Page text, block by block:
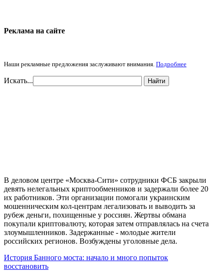
Реклама на cайте
Наши рекламные предложения заслуживают внимания. Подробнее
Искать... Найти
В деловом центре «Москва-Сити» сотрудники ФСБ закрыли
девять нелегальных криптообменников и задержали более 20
их работников. Эти организации помогали украинским
мошенническим кол-центрам легализовать и выводить за
рубеж деньги, похищенные у россиян. Жертвы обмана
покупали криптовалюту, которая затем отправлялась на счета
злоумышленников. Задержанные - молодые жители
российских регионов. Возбуждены уголовные дела.
История Банного моста: начало и много попыток
восстановить